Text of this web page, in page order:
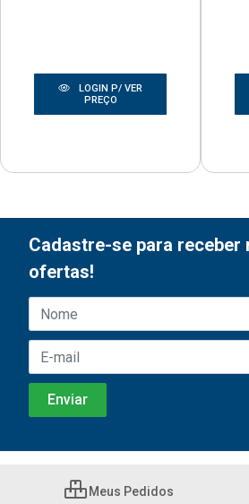
LOGIN P/ VER
PREÇO
Cadastre-se para receber
ofertas!
Meus Pedidos